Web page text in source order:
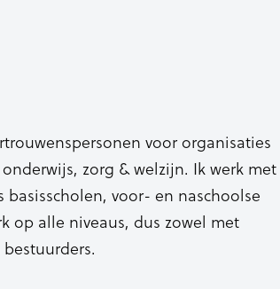
voor organisaties
zorg & welzijn. Ik werk met
voor- en naschoolse
op alle niveaus, dus zowel met